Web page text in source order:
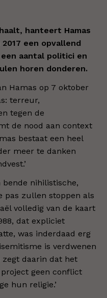
hanteert Hamas
een opvallend
aantal politici en
horen donderen.
Hamas op 7 oktober
terreur,
tegen de
de nood aan context
bestaat een heel
meer te danken
’
bende nihilistische,
pas zullen stoppen als
volledig van de kaart
dat expliciet
was inderdaad erg
is verdwenen
zegt daarin dat het
geen conflict
hun religie.’